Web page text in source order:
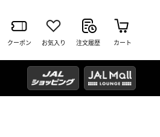
クーポン お気入り 注文履歴 カート